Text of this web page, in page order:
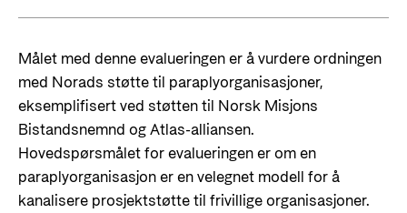
Målet med denne evalueringen er å vurdere ordningen
med Norads støtte til paraplyorganisasjoner,
eksemplifisert ved støtten til Norsk Misjons
Bistandsnemnd og Atlas-alliansen.
Hovedspørsmålet for evalueringen er om en
paraplyorganisasjon er en velegnet modell for å
kanalisere prosjektstøtte til frivillige organisasjoner.